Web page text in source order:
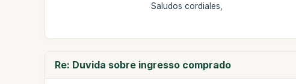
Saludos cordiales,
Re: Duvida sobre ingresso comprado